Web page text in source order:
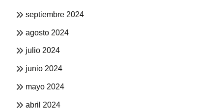
septiembre 2024
agosto 2024
julio 2024
junio 2024
mayo 2024
abril 2024